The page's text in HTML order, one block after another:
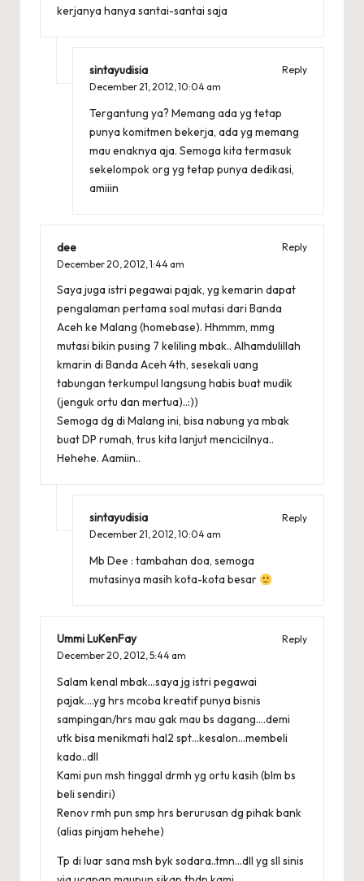
kerjanya hanya santai-santai saja
sintayudisia
Reply
December 21, 2012, 10:04 am
Tergantung ya? Memang ada yg tetap
punya komitmen bekerja, ada yg memang
mau enaknya aja. Semoga kita termasuk
sekelompok org yg tetap punya dedikasi,
amiiin
dee
Reply
December 20, 2012, 1:44 am
Saya juga istri pegawai pajak, yg kemarin dapat
pengalaman pertama soal mutasi dari Banda
Aceh ke Malang (homebase). Hhmmm, mmg
mutasi bikin pusing 7 keliling mbak.. Alhamdulillah
kmarin di Banda Aceh 4th, sesekali uang
tabungan terkumpul langsung habis buat mudik
(jenguk ortu dan mertua)..:))
Semoga dg di Malang ini, bisa nabung ya mbak
buat DP rumah, trus kita lanjut mencicilnya..
Hehehe. Aamiin..
sintayudisia
Reply
December 21, 2012,10:04 am
Mb Dee : tambahan doa, semoga
mutasinya masih kota-kota besar
Ummi LuKenFay
Reply
December 20, 2012,5:44 am
Salam kenal mbak…saya jg istri pegawai
pajak….yg hrs mcoba kreatif punya bisnis
sampingan/hrs mau gak mau bs dagang….demi
utk bisa menikmati hal2 spt…kesalon…membeli
kado..dll
Kami pun msh tinggal drmh yg ortu kasih (blm bs
beli sendiri)
Renov rmh pun smp hrs berurusan dg pihak bank
(alias pinjam hehehe)
Tp di luar sana msh byk sodara..tmn…dll yg sll sinis